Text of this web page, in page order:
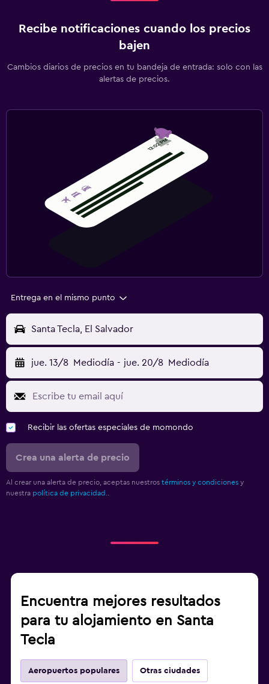
Recibe notificaciones cuando los precios
bajen
Cambios diarios de precios en tu bandeja de entrada: solo con las
alertas de precios.
Entrega en el mismo punto
Santa Tecla, El Salvador
jue. 13/8 Mediodía - jue. 20/8 Mediodía
Recibir las ofertas especiales de momondo
Crea una alerta de precio
Al crear una alerta de precio, aceptas nuestros términos y condiciones y
nuestra política de privacidad.
Encuentra mejores resultados
para tu alojamiento en Santa
Tecla
Aeropuertos populares Otras ciudades